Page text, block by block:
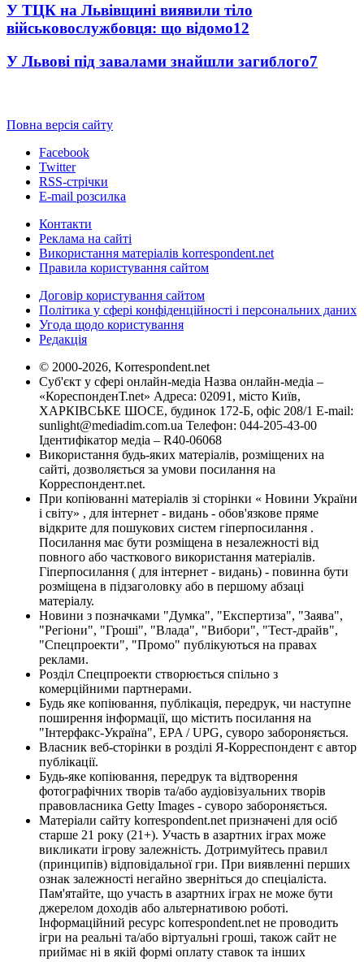
У ТЦК на Львівщині виявили тіло
військовослужбовця: що відомо12
У Львові під завалами знайшли загиблого7
Повна версія сайту
Facebook
Twitter
RSS-стрічки
E-mail розсилка
Контакти
Реклама на сайті
Використання матеріалів korrespondent.net
Правила користування сайтом
Договір користування сайтом
Політика у сфері конфіденційності і персональних даних
Угода щодо користування
Редакція
© 2000-2026, Korrespondent.net
Суб'єкт у сфері онлайн-медіа Назва онлайн-медіа –
«КореспонденТ.net» Адреса: 02091, місто Київ,
ХАРКІВСЬКЕ ШОСЕ, будинок 172-Б, офіс 208/1 E-mail:
sunlight@mediadim.com.ua Телефон: 044-205-43-00
Ідентифікатор медіа – R40-06068
Використання будь-яких матеріалів, розміщених на
сайті, дозволяється за умови посилання на
Корреспондент.net.
При копіюванні матеріалів зі сторінки « Новини України
і світу» , для інтернет - видань - обов'язкове пряме
відкрите для пошукових систем гіперпосилання .
Посилання має бути розміщена в незалежності від
повного або часткового використання матеріалів.
Гіперпосилання ( для інтернет - видань) - повинна бути
розміщена в підзаголовку або в першому абзаці
матеріалу.
Новини з позначками "Думка", "Експертиза", "Заява",
"Регіони", "Гроші", "Влада", "Вибори", "Тест-драйв",
"Спецпроекти", "Промо" публікуються на правах
реклами.
Розділ Спецпроекти створюється спільно з
комерційними партнерами.
Будь яке копіювання, публікація, передрук, чи наступне
поширення інформації, що містить посилання на
"Інтерфакс-Україна", EPA / UPG, суворо забороняється.
Власник веб-сторінки в розділі Я-Корреспондент є автор
публікації.
Будь-яке копіювання, передрук та відтворення
фотографічних творів та/або аудіовізуальних творів
правовласника Getty Images - суворо забороняється.
Матеріали сайту korrespondent.net призначені для осіб
старше 21 року (21+). Участь в азартних іграх може
викликати ігрову залежність. Дотримуйтесь правил
(принципів) відповідальної гри. При виявленні перших
ознак залежності негайно зверніться до спеціаліста.
Пам'ятайте, що участь в азартних іграх не може бути
джерелом доходів або альтернативою роботі.
Інформаційний ресурс korrespondent.net не проводить
ігри на реальні та/або віртуальні гроші, також сайт не
приймає ні в якій формі оплату ставок та інших